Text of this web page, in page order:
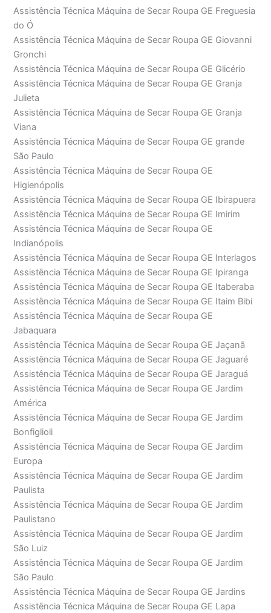
Assistência Técnica Máquina de Secar Roupa GE Freguesia
do Ó
Assistência Técnica Máquina de Secar Roupa GE Giovanni
Gronchi
Assistência Técnica Máquina de Secar Roupa GE Glicério
Assistência Técnica Máquina de Secar Roupa GE Granja
Julieta
Assistência Técnica Máquina de Secar Roupa GE Granja
Viana
Assistência Técnica Máquina de Secar Roupa GE grande
São Paulo
Assistência Técnica Máquina de Secar Roupa GE
Higienópolis
Assistência Técnica Máquina de Secar Roupa GE Ibirapuera
Assistência Técnica Máquina de Secar Roupa GE Imirim
Assistência Técnica Máquina de Secar Roupa GE
Indianópolis
Assistência Técnica Máquina de Secar Roupa GE Interlagos
Assistência Técnica Máquina de Secar Roupa GE Ipiranga
Assistência Técnica Máquina de Secar Roupa GE Itaberaba
Assistência Técnica Máquina de Secar Roupa GE Itaim Bibi
Assistência Técnica Máquina de Secar Roupa GE
Jabaquara
Assistência Técnica Máquina de Secar Roupa GE Jaçanã
Assistência Técnica Máquina de Secar Roupa GE Jaguaré
Assistência Técnica Máquina de Secar Roupa GE Jaraguá
Assistência Técnica Máquina de Secar Roupa GE Jardim
América
Assistência Técnica Máquina de Secar Roupa GE Jardim
Bonfiglioli
Assistência Técnica Máquina de Secar Roupa GE Jardim
Europa
Assistência Técnica Máquina de Secar Roupa GE Jardim
Paulista
Assistência Técnica Máquina de Secar Roupa GE Jardim
Paulistano
Assistência Técnica Máquina de Secar Roupa GE Jardim
São Luiz
Assistência Técnica Máquina de Secar Roupa GE Jardim
São Paulo
Assistência Técnica Máquina de Secar Roupa GE Jardins
Assistência Técnica Máquina de Secar Roupa GE Lapa